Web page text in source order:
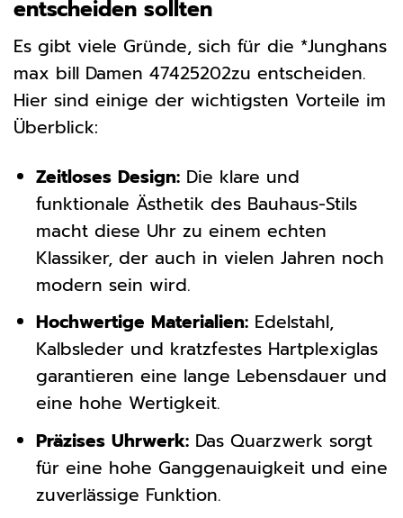
entscheiden sollten
Es gibt viele Gründe, sich für die *Junghans
max bill Damen 47425202zu entscheiden.
Hier sind einige der wichtigsten Vorteile im
Überblick:
Zeitloses Design:Die klare und
funktionale Ästhetik des Bauhaus-Stils
macht diese Uhr zu einem echten
Klassiker, der auch in vielen Jahren noch
modern sein wird.
Hochwertige Materialien:Edelstahl,
Kalbsleder und kratzfestes Hartplexiglas
garantieren eine lange Lebensdauer und
eine hohe Wertigkeit.
Präzises Uhrwerk:Das Quarzwerk sorgt
für eine hohe Ganggenauigkeit und eine
zuverlässige Funktion.